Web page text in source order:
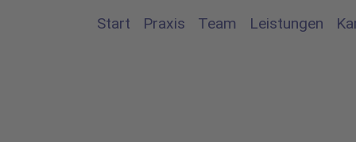
Start Praxis Team Leistungen